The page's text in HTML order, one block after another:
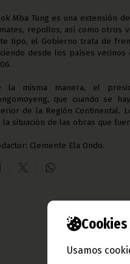
Cookies
Usamos
Mba Tung es una extensión
repollos, así como otros
tipo, el Gobierno trata de
desde los países
la misma manera, el
que cuando se
de la Región Continental.
la situación de las obras que
Clemente Ela Ondo.